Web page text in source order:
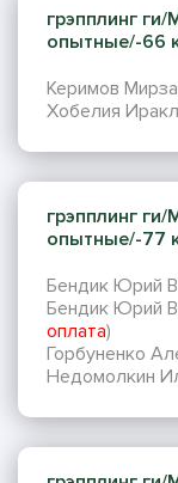
грэпплинг
опытные/-66
Керимов
Хобелия
грэпплинг
опытные/-77
Бендик Юрий
Бендик Юрий
оплата)
Горбуненко
Недомолкин